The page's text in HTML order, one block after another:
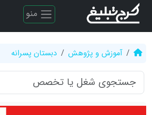
منو
آموزش و پژوهش دبستان پسرانه